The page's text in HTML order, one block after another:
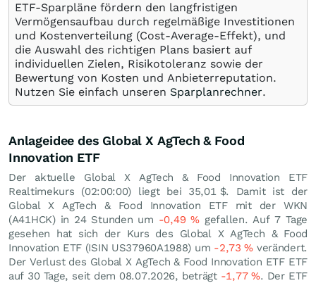
ETF-Sparpläne fördern den langfristigen
Vermögensaufbau durch regelmäßige Investitionen
und Kostenverteilung (Cost-Average-Effekt), und
die Auswahl des richtigen Plans basiert auf
individuellen Zielen, Risikotoleranz sowie der
Bewertung von Kosten und Anbieterreputation.
Nutzen Sie einfach unseren Sparplanrechner.
Anlageidee des Global X AgTech & Food
Innovation ETF
Der aktuelle Global X AgTech & Food Innovation ETF
Realtimekurs (02:00:00) liegt bei 35,01 $. Damit ist der
Global X AgTech & Food Innovation ETF mit der WKN
(A41HCK) in 24 Stunden um -0,49% gefallen. Auf 7 Tage
gesehen hat sich der Kurs des Global X AgTech & Food
Innovation ETF (ISIN US37960A1988) um -2,73% verändert.
Der Verlust des Global X AgTech & Food Innovation ETF ETF
auf 30 Tage, seit dem 08.07.2026, beträgt -1,77%. Der ETF